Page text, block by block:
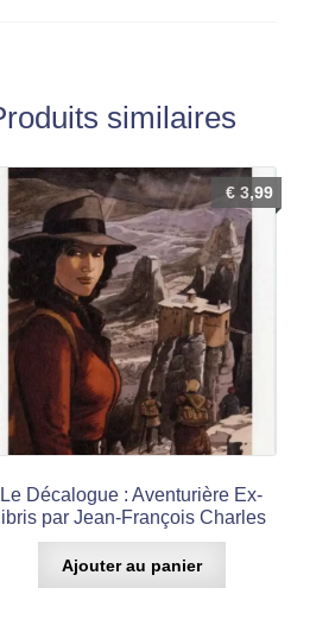
similaires
Le Décalogue : Aventurière Ex-
libris par Jean-François Charles
€3,99
Ajouter au panier